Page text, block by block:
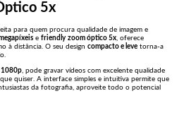
5x
para quem procura qualidade de imagem e
e friendly zoom óptico 5x, oferece
à distância. O seu design compacto e leve torna-a
1080p, pode gravar vídeos com excelente qualidade
quiser. A interface simples e intuitiva permite que
da fotografia, aproveite todo o potencial